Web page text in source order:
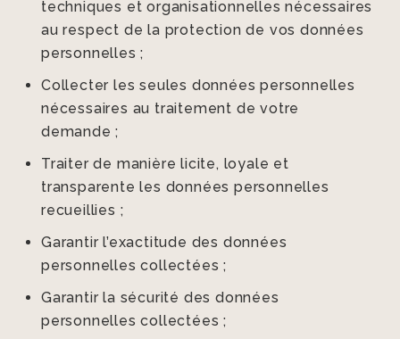
techniques et organisationnelles nécessaires
au respect de la protection de vos données
personnelles ;
Collecter les seules données personnelles
nécessaires au traitement de votre
demande ;
Traiter de manière licite, loyale et
transparente les données personnelles
recueillies ;
Garantir l’exactitude des données
personnelles collectées ;
Garantir la sécurité des données
personnelles collectées ;